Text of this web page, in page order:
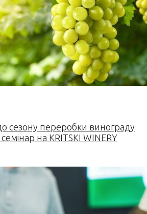
сезону переробки винограду
на KRITSKI WINERY